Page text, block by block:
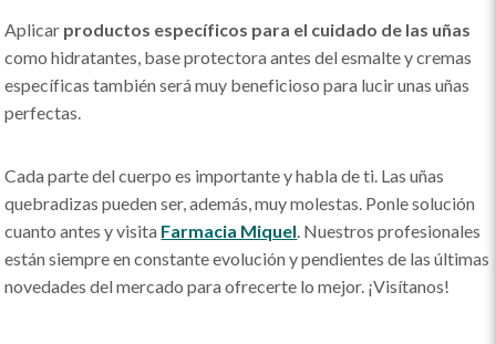
Aplicar productos específicos para el cuidado de las uñas
como hidratantes, base protectora antes del esmalte y cremas
específicas también será muy beneficioso para lucir unas uñas
perfectas.
Cada parte del cuerpo es importante y habla de ti. Las uñas
quebradizas pueden ser, además, muy molestas. Ponle solución
cuanto antes y visita Farmacia Miquel. Nuestros profesionales
están siempre en constante evolución y pendientes de las últimas
novedades del mercado para ofrecerte lo mejor. ¡Visítanos!